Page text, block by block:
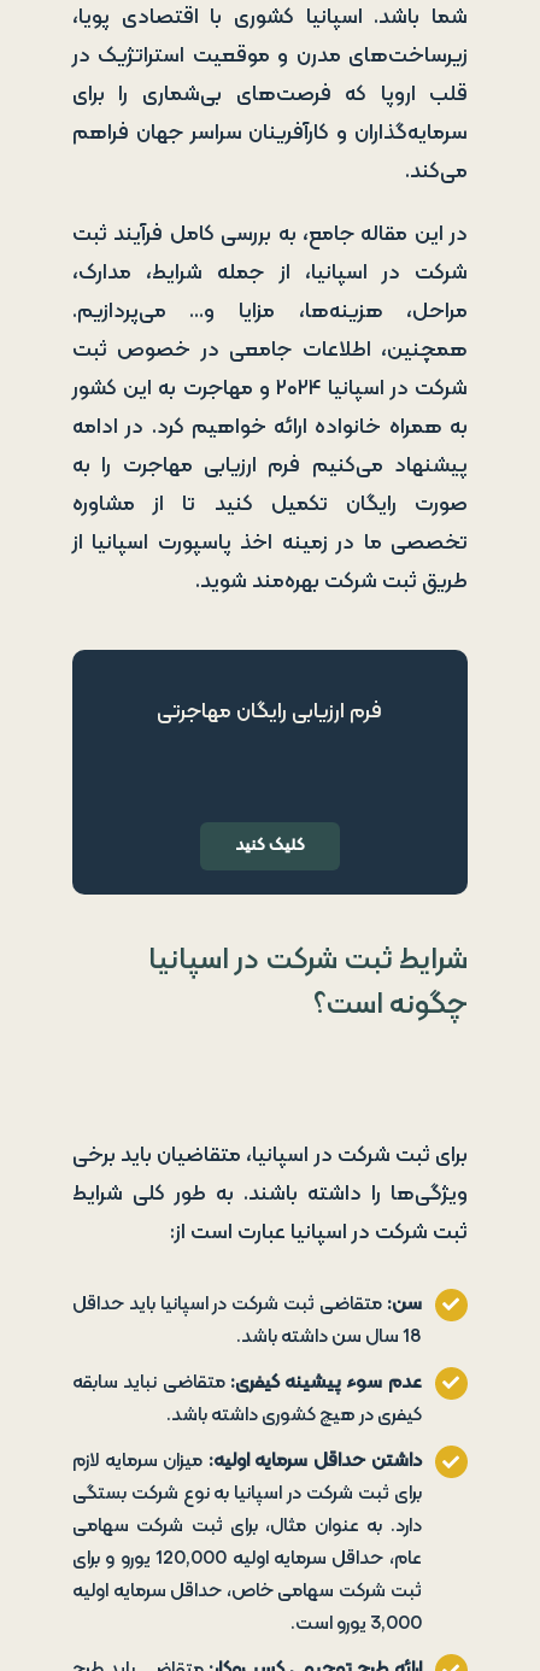
شما باشد. اسپانیا کشوری با اقتصادی پویا،
زیرساخت‌های مدرن و موقعیت استراتژیک در
قلب اروپا که فرصت‌های بی‌شماری را برای
سرمایه‌گذاران و کارآفرینان سراسر جهان فراهم
می‌کند.
در این مقاله جامع، به بررسی کامل فرآیند ثبت
شرکت در اسپانیا، از جمله شرایط، مدارک،
مراحل، هزینه‌ها، مزایا و… می‌پردازیم.
همچنین، اطلاعات جامعی در خصوص ثبت
شرکت در اسپانیا ۲۰۲۴ و مهاجرت به این کشور
به همراه خانواده ارائه خواهیم کرد. در ادامه
پیشنهاد می‌کنیم فرم ارزیابی مهاجرت را به
صورت رایگان تکمیل کنید تا از مشاوره
تخصصی ما در زمینه اخذ پاسپورت اسپانیا از
طریق ثبت شرکت بهره‌مند شوید.
فرم ارزیابی رایگان مهاجرتی
کلیک کنید
شرایط ثبت شرکت در اسپانیا
چگونه است؟
برای ثبت شرکت در اسپانیا، متقاضیان باید برخی
ویژگی‌ها را داشته باشند. به طور کلی شرایط
ثبت شرکت در اسپانیا عبارت است از:
سن: متقاضی ثبت شرکت در اسپانیا باید حداقل
18 سال سن داشته باشد.
عدم سوء پیشینه کیفری: متقاضی نباید سابقه
کیفری در هیچ کشوری داشته باشد.
داشتن حداقل سرمایه اولیه: میزان سرمایه لازم
برای ثبت شرکت در اسپانیا به نوع شرکت بستگی
دارد. به عنوان مثال، برای ثبت شرکت سهامی
عام، حداقل سرمایه اولیه 120,000 یورو و برای
ثبت شرکت سهامی خاص، حداقل سرمایه اولیه
3,000 یورو است.